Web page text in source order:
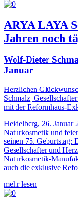
ARYA LAYA
Jahren noch
Wolf-Dieter
Januar
Herzlichen
Schmalz,
mit der Reformhaus-
Heidelberg, 26. Januar
Naturkosmetik und
seinen 75. Geburtstag:
Gesellschafter und
Naturkosmetik-
auch die exklusive
mehr lesen